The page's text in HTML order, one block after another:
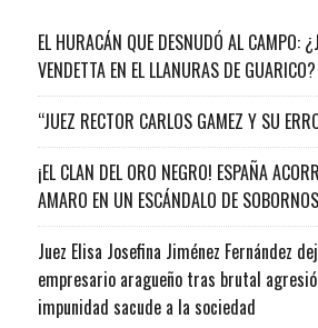
EL HURACÁN QUE DESNUDÓ AL CAMPO:
VENDETTA EN EL LLANURAS DE GUARICO?
“JUEZ RECTOR CARLOS GAMEZ Y SU
¡EL CLAN DEL ORO NEGRO! ESPAÑA
AMARO EN UN ESCÁNDALO DE
Juez Elisa Josefina Jiménez Fernández
empresario aragueño tras brutal
impunidad sacude a la sociedad